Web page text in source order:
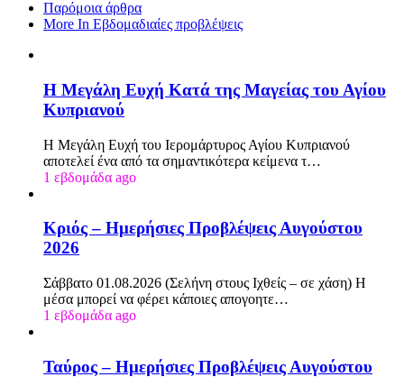
Παρόμοια άρθρα
More In Εβδομαδιαίες προβλέψεις
Η Μεγάλη Ευχή Κατά της Μαγείας του Αγίου
Κυπριανού
Η Μεγάλη Ευχή του Ιερομάρτυρος Αγίου Κυπριανού
αποτελεί ένα από τα σημαντικότερα κείμενα τ…
1 εβδομάδα ago
Κριός – Ημερήσιες Προβλέψεις Αυγούστου
2026
Σάββατο 01.08.2026 (Σελήνη στους Ιχθείς – σε χάση) Η
μέσα μπορεί να φέρει κάποιες απογοητε…
1 εβδομάδα ago
Ταύρος – Ημερήσιες Προβλέψεις Αυγούστου